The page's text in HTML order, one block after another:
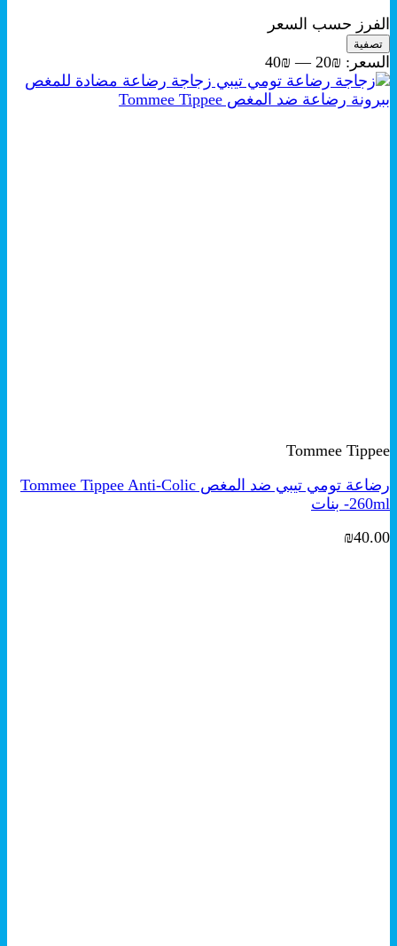
الفرز حسب السعر
أدنى
سعر
أعلى
سعر
تصفية
السعر: ₪20
—
₪40
Tommee Tippee
رضاعة تومي تيبي ضد المغص Tommee Tippee Anti-Colic
260ml- بنات
₪40.00